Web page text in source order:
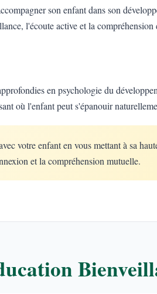
son enfant dans son
l'écoute active et la
en psychologie du
où l'enfant peut s'épanouir
votre enfant en vous mettant à sa
et la compréhension mutuelle.